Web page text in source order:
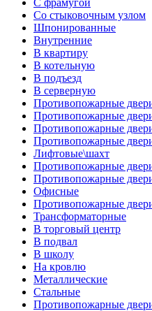
Со стыковочным узлом
Шпонированные
Внутренние
В квартиру
В котельную
В подъезд
В серверную
Противопожарные
Противопожарные
Противопожарные
Противопожарные
Лифтовые\шахт
Противопожарные
Противопожарные
Офисные
Противопожарные
Трансформаторные
В торговый центр
В подвал
В школу
На кровлю
Металлические
Стальные
Противопожарные